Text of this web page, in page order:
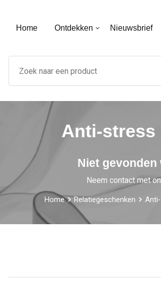
Home Ontdekken Nieuwsbrief
Anti-stress
Niet
Neem contact met
Home Relatiegeschenken